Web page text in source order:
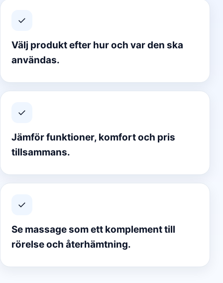
✓
Välj produkt efter hur och var den ska
användas.
✓
Jämför funktioner, komfort och pris
tillsammans.
✓
Se massage som ett komplement till
rörelse och återhämtning.